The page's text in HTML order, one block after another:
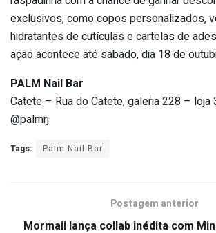
exclusivos, como copos personalizados,
hidratantes de cutículas e cartelas de
ação acontece até sábado, dia 18 de
PALM Nail Bar
Catete – Rua do Catete, galeria 228 – loja
@palmrj
Tags: Palm Nail Bar
Postagem anterior
Mormaii lança collab inédita com